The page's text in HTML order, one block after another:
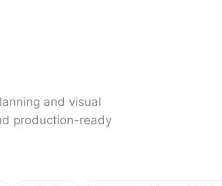
and visual
production-ready